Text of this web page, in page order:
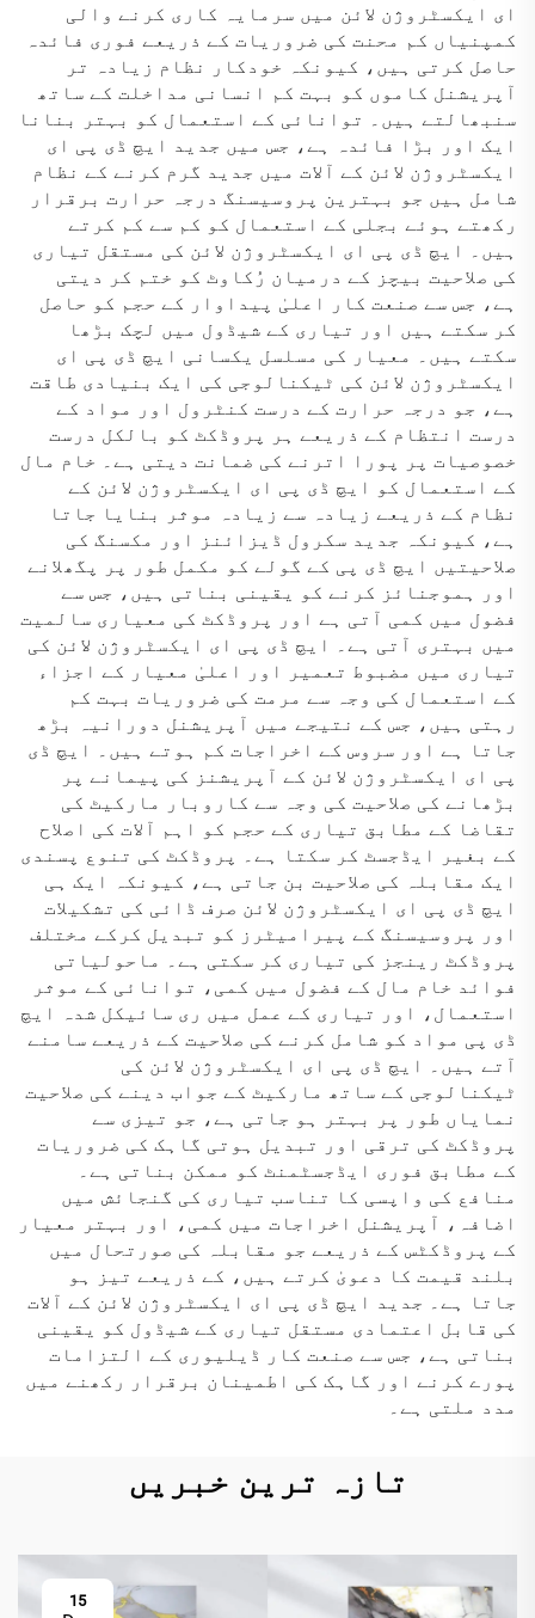
ای ایکسٹروژن لائن میں سرمایہ کاری کرنے والی
کمپنیاں کم محنت کی ضروریات کے ذریعے فوری فائدہ
حاصل کرتی ہیں، کیونکہ خودکار نظام زیادہ تر
آپریشنل کاموں کو بہت کم انسانی مداخلت کے ساتھ
سنبھالتے ہیں۔ توانائی کے استعمال کو بہتر بنانا
ایک اور بڑا فائدہ ہے، جس میں جدید ایچ ڈی پی ای
ایکسٹروژن لائن کے آلات میں جدید گرم کرنے کے نظام
شامل ہیں جو بہترین پروسیسنگ درجہ حرارت برقرار
رکھتے ہوئے بجلی کے استعمال کو کم سے کم کرتے
ہیں۔ ایچ ڈی پی ای ایکسٹروژن لائن کی مستقل تیاری
کی صلاحیت بیچز کے درمیان رُکاوٹ کو ختم کر دیتی
ہے، جس سے صنعت کار اعلیٰ پیداوار کے حجم کو حاصل
کر سکتے ہیں اور تیاری کے شیڈول میں لچک بڑھا
سکتے ہیں۔ معیار کی مسلسل یکسانی ایچ ڈی پی ای
ایکسٹروژن لائن کی ٹیکنالوجی کی ایک بنیادی طاقت
ہے، جو درجہ حرارت کے درست کنٹرول اور مواد کے
درست انتظام کے ذریعے ہر پروڈکٹ کو بالکل درست
خصوصیات پر پورا اترنے کی ضمانت دیتی ہے۔ خام مال
کے استعمال کو ایچ ڈی پی ای ایکسٹروژن لائن کے
نظام کے ذریعے زیادہ سے زیادہ موثر بنایا جاتا
ہے، کیونکہ جدید سکرول ڈیزائنز اور مکسنگ کی
صلاحیتیں ایچ ڈی پی کے گولے کو مکمل طور پر پگھلانے
اور ہموجنائز کرنے کو یقینی بناتی ہیں، جس سے
فضول میں کمی آتی ہے اور پروڈکٹ کی معیاری سالمیت
میں بہتری آتی ہے۔ ایچ ڈی پی ای ایکسٹروژن لائن کی
تیاری میں مضبوط تعمیر اور اعلیٰ معیار کے اجزاء
کے استعمال کی وجہ سے مرمت کی ضروریات بہت کم
رہتی ہیں، جس کے نتیجے میں آپریشنل دورانیہ بڑھ
جاتا ہے اور سروس کے اخراجات کم ہوتے ہیں۔ ایچ ڈی
پی ای ایکسٹروژن لائن کے آپریشنز کی پیمانے پر
بڑھانے کی صلاحیت کی وجہ سے کاروبار مارکیٹ کی
تقاضا کے مطابق تیاری کے حجم کو اہم آلات کی اصلاح
کے بغیر ایڈجسٹ کر سکتا ہے۔ پروڈکٹ کی تنوع پسندی
ایک مقابلہ کی صلاحیت بن جاتی ہے، کیونکہ ایک ہی
ایچ ڈی پی ای ایکسٹروژن لائن صرف ڈائی کی تشکیلات
اور پروسیسنگ کے پیرامیٹرز کو تبدیل کرکے مختلف
پروڈکٹ رینجز کی تیاری کر سکتی ہے۔ ماحولیاتی
فوائد خام مال کے فضول میں کمی، توانائی کے موثر
استعمال، اور تیاری کے عمل میں ری سائیکل شدہ ایچ
ڈی پی مواد کو شامل کرنے کی صلاحیت کے ذریعے سامنے
آتے ہیں۔ ایچ ڈی پی ای ایکسٹروژن لائن کی
ٹیکنالوجی کے ساتھ مارکیٹ کے جواب دینے کی صلاحیت
نمایاں طور پر بہتر ہو جاتی ہے، جو تیزی سے
پروڈکٹ کی ترقی اور تبدیل ہوتی گاہک کی ضروریات
کے مطابق فوری ایڈجسٹمنٹ کو ممکن بناتی ہے۔
منافع کی واپسی کا تناسب تیاری کی گنجائش میں
اضافہ، آپریشنل اخراجات میں کمی، اور بہتر معیار
کے پروڈکٹس کے ذریعے جو مقابلہ کی صورتحال میں
بلند قیمت کا دعویٰ کرتے ہیں، کے ذریعے تیز ہو
جاتا ہے۔ جدید ایچ ڈی پی ای ایکسٹروژن لائن کے آلات
کی قابل اعتمادی مستقل تیاری کے شیڈول کو یقینی
بناتی ہے، جس سے صنعت کار ڈیلیوری کے التزامات
پورے کرنے اور گاہک کی اطمینان برقرار رکھنے میں
مدد ملتی ہے۔
تازہ ترین خبریں
15